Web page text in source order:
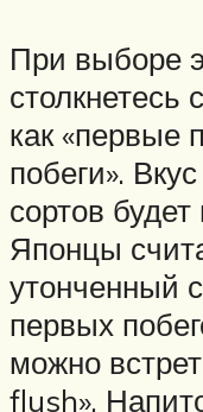
При выборе
столкнетесь
как «первые
побеги».
сортов
Японцы
утонченный
первых
можно
flush».